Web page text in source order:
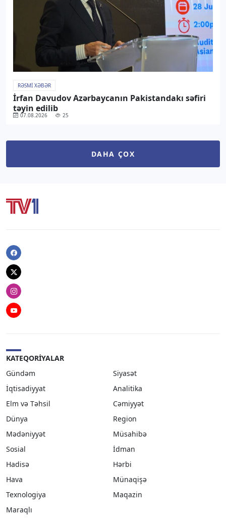
RƏSMI XƏBƏR
İrfan Davudov Azərbaycanın Pakistandakı səfiri
təyin edilib
07.08.2026 25
DAHA ÇOX
Facebook
Twitter
Instagram
Youtube
KATEQORIYALAR
Gündəm
Siyasət
İqtisadiyyat
Analitika
Elm və Təhsil
Cəmiyyət
Dünya
Region
Mədəniyyət
Müsahibə
Sosial
İdman
Hadisə
Hərbi
Hava
Münaqişə
Texnologiya
Maqazin
Maraqlı